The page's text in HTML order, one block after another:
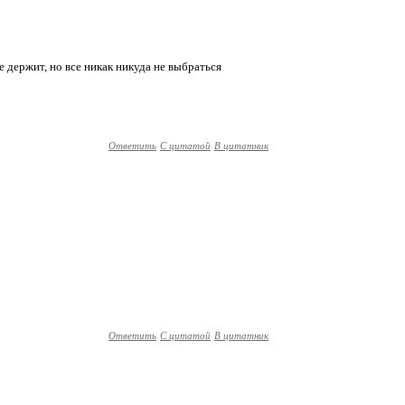
но все никак никуда не выбраться
Ответить С цитатой В цитатник
Ответить С цитатой В цитатник